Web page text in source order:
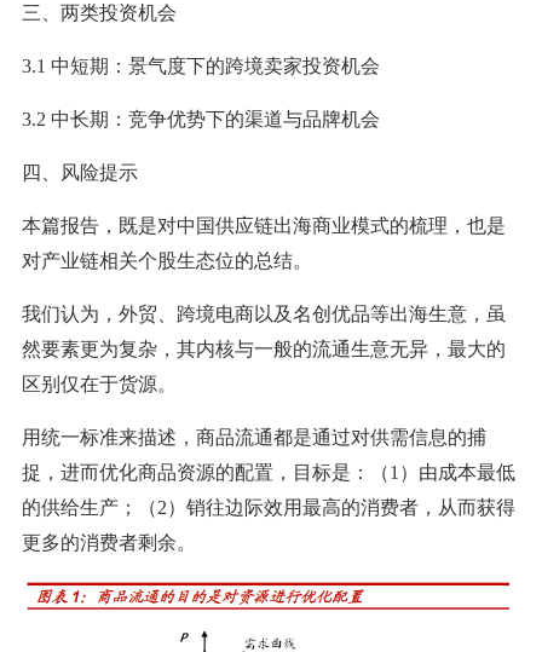
三、两类投资机会
3.1 中短期：景气度下的跨境卖家投资机会
3.2 中长期：竞争优势下的渠道与品牌机会
四、风险提示
本篇报告，既是对中国供应链出海商业模式的梳理，也是
对产业链相关个股生态位的总结。
我们认为，外贸、跨境电商以及名创优品等出海生意，虽
然要素更为复杂，其内核与一般的流通生意无异，最大的
区别仅在于货源。
用统一标准来描述，商品流通都是通过对供需信息的捕
捉，进而优化商品资源的配置，目标是：（1）由成本最低
的供给生产；（2）销往边际效用最高的消费者，从而获得
更多的消费者剩余。